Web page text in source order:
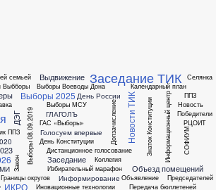
семьей
Выбборы
Выборы 08.09.2019
Выборы 2025
Выборы Воеводы Дона
Выборы МСУ
Выдвижение
ГАС «Выборы»
ГЛАГОЛЪ
Голосуем впервые
Границы округов
ППЗ
ДЭГ
День Конституции
День России
Дистанционное голосование
Допзачисление
Закон Заседание
Заседание ТИК
Знаток Конституции
ИКРО
Избирательный марафон
Иновационные технологии
Информационный центр
Информирование
Календарный план
Коллегия
Новости ТИК Новость
Объезд помещений
Объявление
ППЗ
Передача бюллетеней
Победители
Председателей
РЦОИТ
СОФИУМ
Селянка